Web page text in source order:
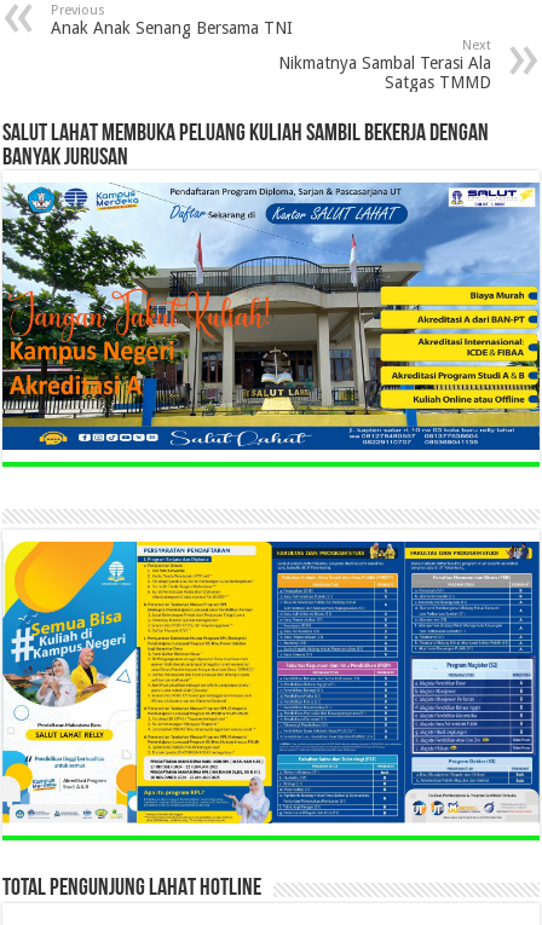
Previous
Anak Anak Senang Bersama TNI
Next
Nikmatnya Sambal Terasi Ala
Satgas TMMD
SALUT LAHAT MEMBUKA PELUANG KULIAH SAMBIL BEKERJA DENGAN
BANYAK JURUSAN
TOTAL PENGUNJUNG LAHAT HOTLINE